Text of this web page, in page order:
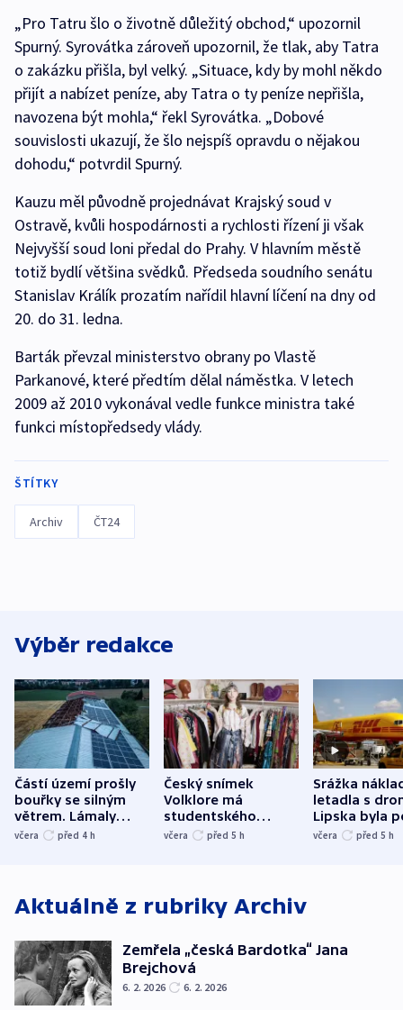
„Pro Tatru šlo o životně důležitý obchod,“ upozornil
Spurný. Syrovátka zároveň upozornil, že tlak, aby Tatra
o zakázku přišla, byl velký. „Situace, kdy by mohl někdo
přijít a nabízet peníze, aby Tatra o ty peníze nepřišla,
navozena být mohla,“ řekl Syrovátka. „Dobové
souvislosti ukazují, že šlo nejspíš opravdu o nějakou
dohodu,“ potvrdil Spurný.
Kauzu měl původně projednávat Krajský soud v
Ostravě, kvůli hospodárnosti a rychlosti řízení ji však
Nejvyšší soud loni předal do Prahy. V hlavním městě
totiž bydlí většina svědků. Předseda soudního senátu
Stanislav Králík prozatím nařídil hlavní líčení na dny od
20. do 31. ledna.
Barták převzal ministerstvo obrany po Vlastě
Parkanové, které předtím dělal náměstka. V letech
2009 až 2010 vykonával vedle funkce ministra také
funkci místopředsedy vlády.
ŠTÍTKY
Archiv ČT24
Výběr redakce
Částí území prošly
bouřky se silným
větrem. Lámaly
stromy a poničily
včera před 4 h
Český snímek
Volklore má
studentského
Oscara, zabojuje o
včera před 5 h
Srážka
letadla s
Lipska byla
německého
včera před 5 h
Aktuálně z rubriky Archiv
Zemřela „česká Bardotka“ Jana
Brejchová
6. 2. 2026 6. 2. 2026